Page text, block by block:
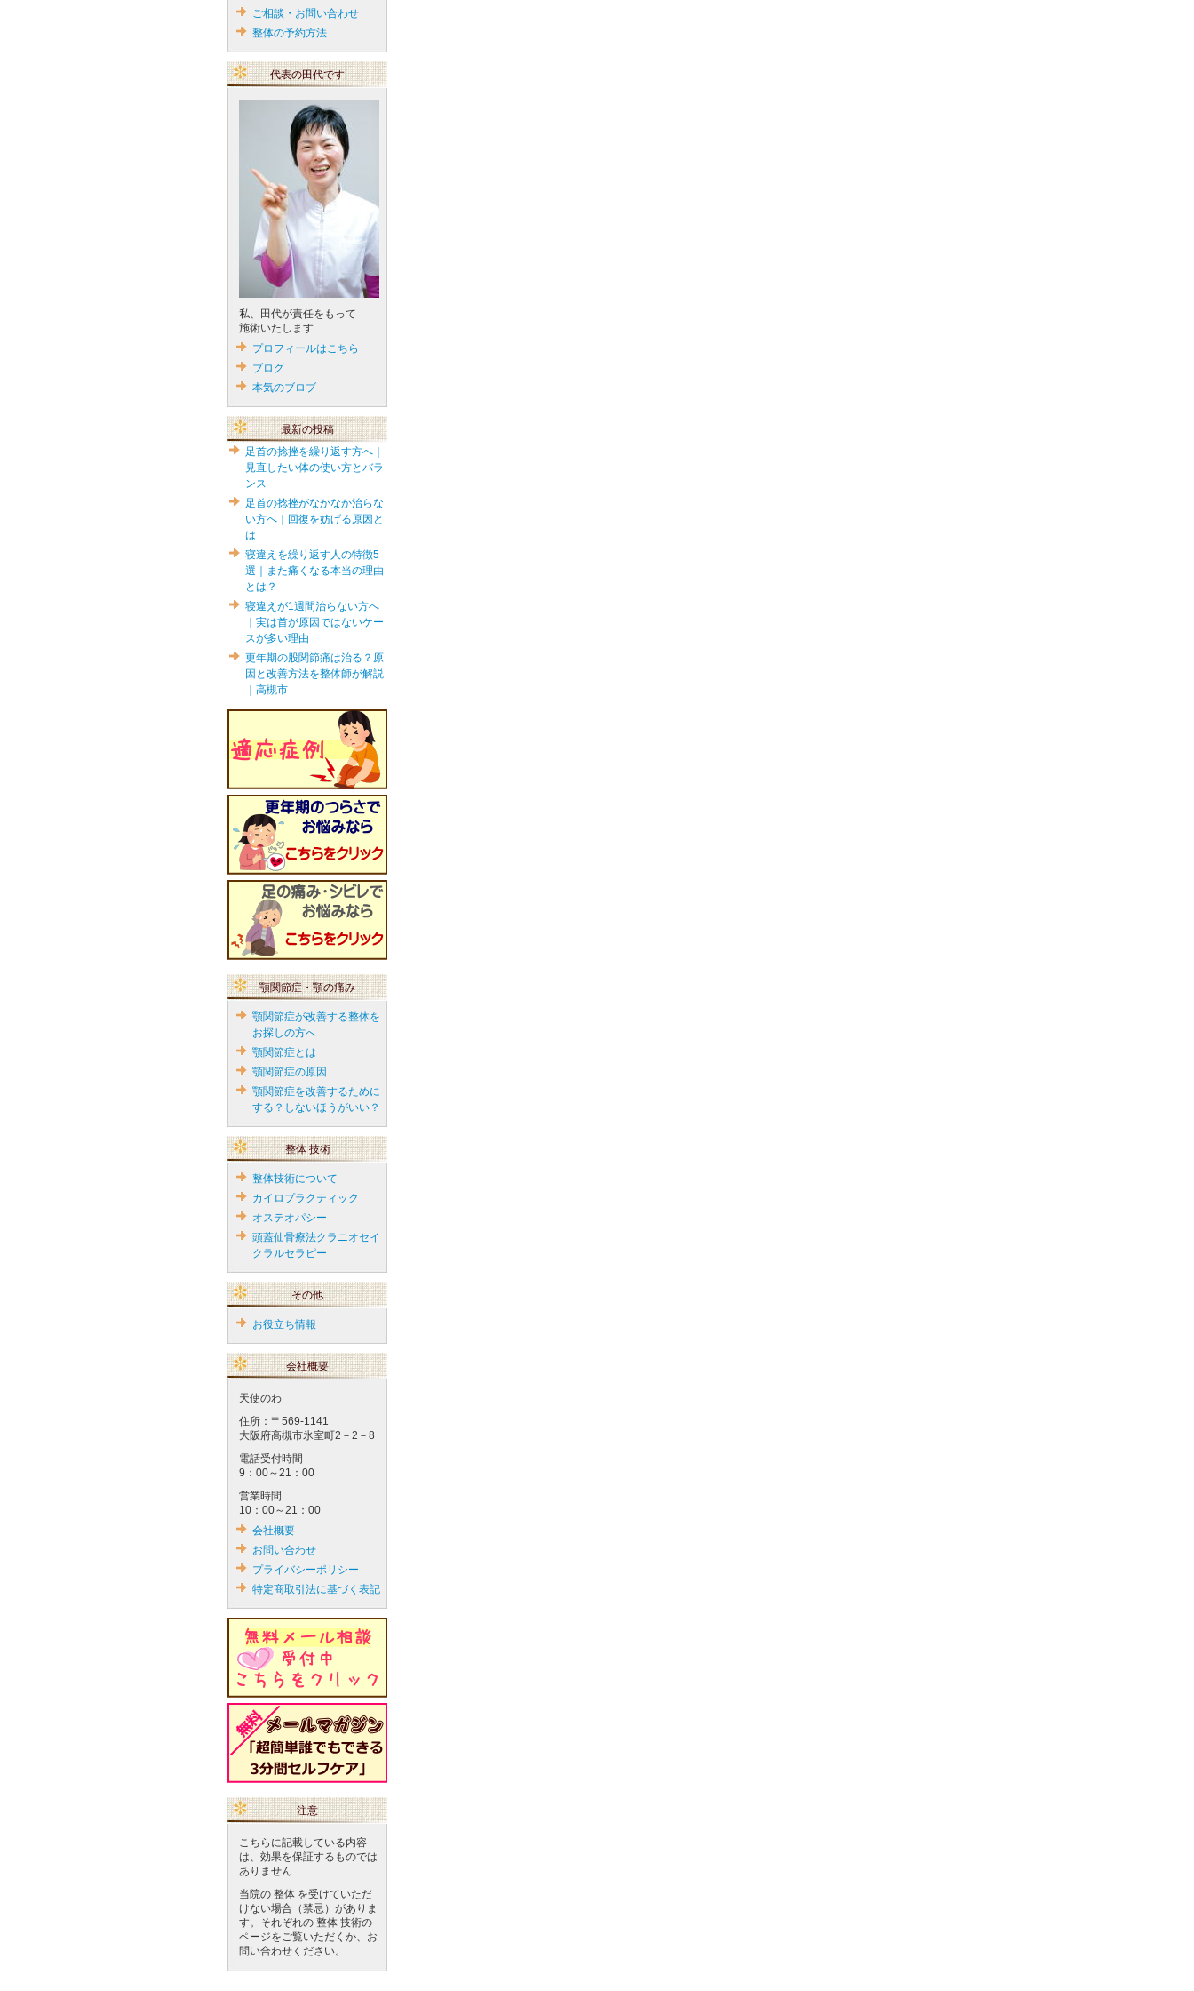
ご相談・お問い合わせ
整体の予約方法
代表の田代です
私、田代が責任をもって
施術いたします
プロフィールはこちら
ブログ
本気のブロブ
最新の投稿
足首の捻挫を繰り返す方へ｜
見直したい体の使い方とバラ
ンス
足首の捻挫がなかなか治らな
い方へ｜回復を妨げる原因と
は
寝違えを繰り返す人の特徴5
選｜また痛くなる本当の理由
とは？
寝違えが1週間治らない方へ
｜実は首が原因ではないケー
スが多い理由
更年期の股関節痛は治る？原
因と改善方法を整体師が解説
｜高槻市
顎関節症・顎の痛み
顎関節症が改善する整体を
お探しの方へ
顎関節症とは
顎関節症の原因
顎関節症を改善するために
する？しないほうがいい？
整体 技術
整体技術について
カイロプラクティック
オステオパシー
頭蓋仙骨療法クラニオセイ
クラルセラピー
その他
お役立ち情報
会社概要
天使のわ
住所：〒569-1141
大阪府高槻市氷室町2－2－8
電話受付時間
9：00～21：00
営業時間
10：00～21：00
会社概要
お問い合わせ
プライバシーポリシー
特定商取引法に基づく表記
注意
こちらに記載している内容
は、効果を保証するものでは
ありません
当院の 整体 を受けていただ
けない場合（禁忌）がありま
す。それぞれの 整体 技術の
ページをご覧いただくか、お
問い合わせください。